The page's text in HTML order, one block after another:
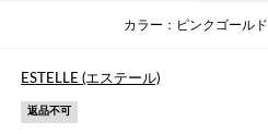
カラー：ピンクゴールド
ESTELLE (エステール)
返品不可